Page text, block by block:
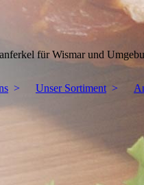
für Wismar und
Unser Sortiment